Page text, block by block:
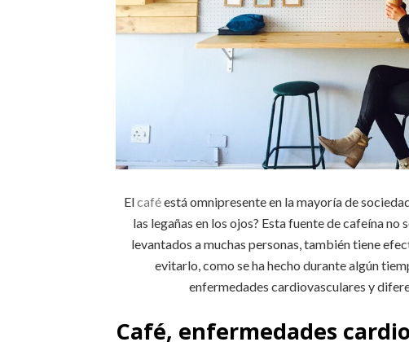
Elcaféestá omnipresente en la mayoría de
las legañas en los ojos? Esta fuente de cafeína
levantados a muchas personas, también tiene
evitarlo, como se ha hecho durante algún
enfermedades cardiovasculares y
Café, enfermedades